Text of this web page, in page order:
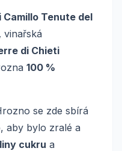
Camillo Tenute del
vinařská
di Chieti
100 %
se zde sbírá
aby bylo zralé a
cukru a